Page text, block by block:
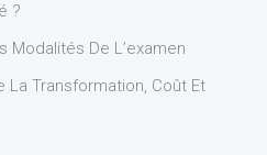
?
Modalités De L’examen
La Transformation, Coût Et